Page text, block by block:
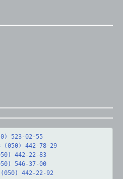
523-02-55
(050) 442-78-29
442-22-83
546-37-00
442-22-92